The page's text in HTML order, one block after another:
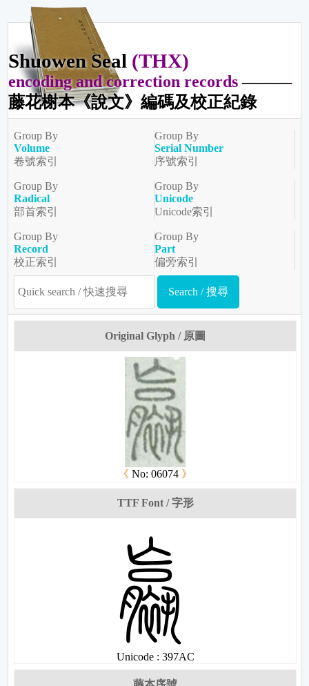
Shuowen Seal (THX)
encoding and correction records ———
藤花榭本《說文》編碼及校正紀錄
Group By
Volume
卷號索引
Group By
Serial Number
序號索引
Group By
Radical
部首索引
Group By
Unicode
Unicode索引
Group By
Record
校正索引
Group By
Part
偏旁索引
Original Glyph / 原圖
《 No: 06074 》
TTF Font / 字形
斬
Unicode : 397AC